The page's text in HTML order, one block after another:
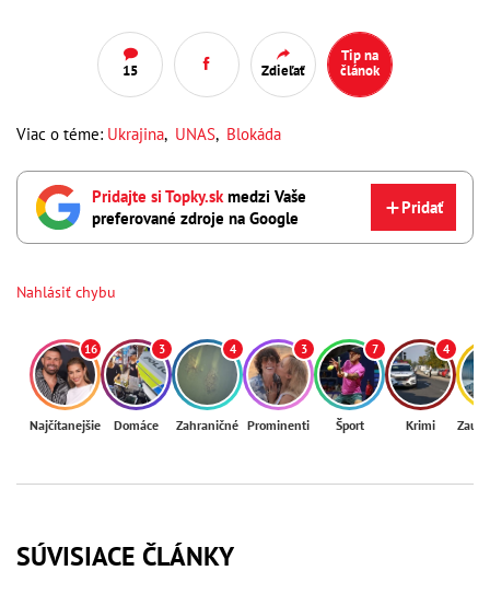
15 Zdieľať
Tip na
článok
Viac o téme: Ukrajina, UNAS, Blokáda
Pridajte si Topky.skmedzi Vaše
preferované zdroje na Google
Pridať
Nahlásiť chybu
16
Najčítanejšie
3
Domáce
4
Zahraničné
3
Prominenti
7
Šport
4
Krimi
SÚVISIACE ČLÁNKY